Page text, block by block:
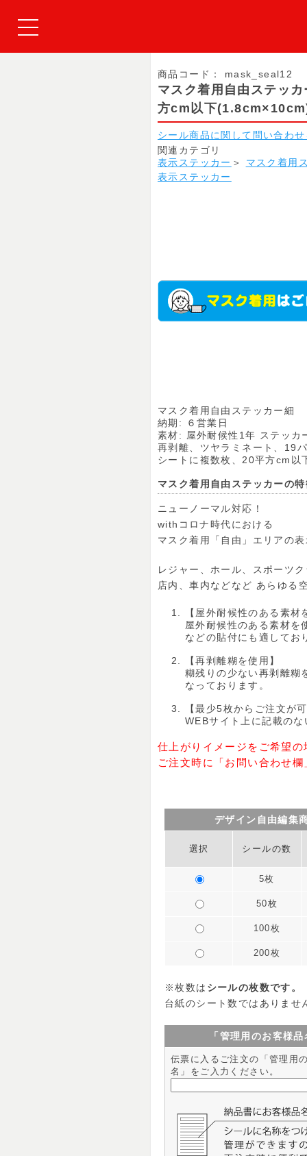
商品コード： mask_seal12
マスク着用自由ステッ
方cm以下
シール商品に関して問い合わ
関連カテゴリ
表示ステッカー ＞
マスク着用
表示ステッカー
マスク着用自由ステッカー細
納期: ６営業日
素材: 屋外耐候性1年 ステッカ
再剥離、ツヤラミネート、19
シートに複数枚、20平方cm
マスク着用自由ステッカーの
ニューノーマル対応！
withコロナ時代における
マスク着用「自由」エリアの
レジャー、ホール、スポーツ
店内、車内などなど あらゆる
【屋外耐候性のある素材
屋外耐候性のある素材を
などの貼付にも適してお
【再剥離糊を使用】
糊残りの少ない再剥離糊
なっております。
【最少5枚からご注文が
WEBサイト上に記載の
仕上がりイメージをご希望の
ご注文時に「お問い合わせ
デザイン自由編集
選択 シールの数
5枚
50枚
100枚
200枚
※枚数は シールの枚数です。
台紙のシート数ではありませ
「管理用のお客様
伝票に入るご注文の「管理用
名」をご入力ください。